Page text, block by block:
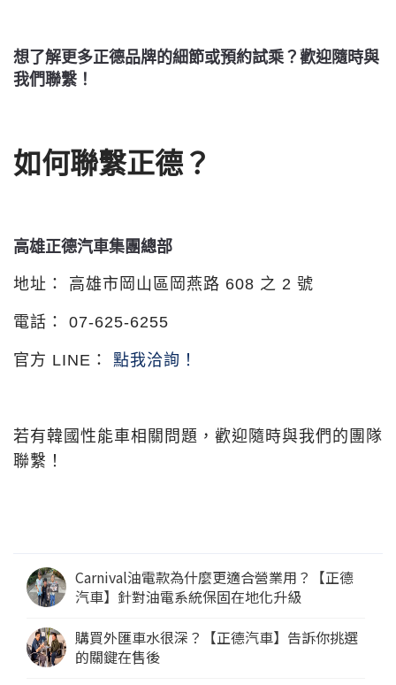
想了解更多正德品牌的細節或預約試乘？歡迎隨時與
我們聯繫！
如何聯繫正德？
高雄正德汽車集團總部
地址： 高雄市岡山區岡燕路 608 之 2 號
電話： 07-625-6255
官方 LINE： 點我洽詢！
若有韓國性能車相關問題，歡迎隨時與我們的團隊
聯繫！
Carnival油電款為什麼更適合營業用？【正德
汽車】針對油電系統保固在地化升級
購買外匯車水很深？【正德汽車】告訴你挑選
的關鍵在售後